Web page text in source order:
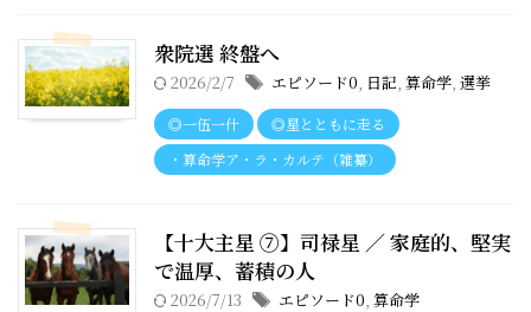
衆院選 終盤へ
2026/2/7 エピソード0, 日記, 算命学, 選挙
◎一伍一什
◎星とともに走る
・算命学ア・ラ・カルテ（雑纂）
【十大主星 ⑦】司禄星 ／ 家庭的、堅実
で温厚、蓄積の人
2026/7/13 エピソード0, 算命学